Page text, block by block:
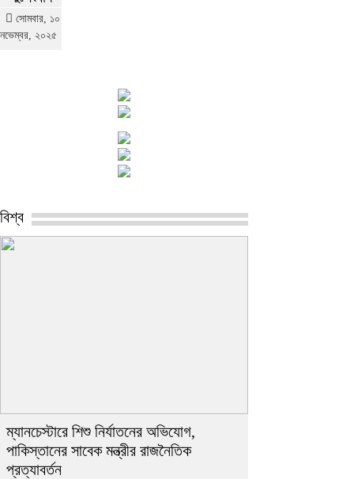
সোমবার, ১০
নভেম্বর, ২০২৫
বিশ্ব
ম্যানচেস্টারে শিশু নির্যাতনের অভিযোগ,
পাকিস্তানের সাবেক মন্ত্রীর রাজনৈতিক
প্রত্যাবর্তন